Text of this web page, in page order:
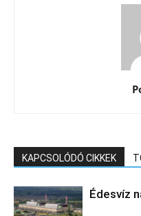
KAPCSOLÓDÓ CIKKEK
Édesvíz